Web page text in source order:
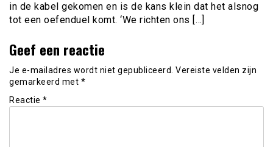
in de kabel gekomen en is de kans klein dat het alsnog
tot een oefenduel komt. ‘We richten ons […]
Geef een reactie
Je e-mailadres wordt niet gepubliceerd. Vereiste velden zijn
gemarkeerd met *
Reactie *